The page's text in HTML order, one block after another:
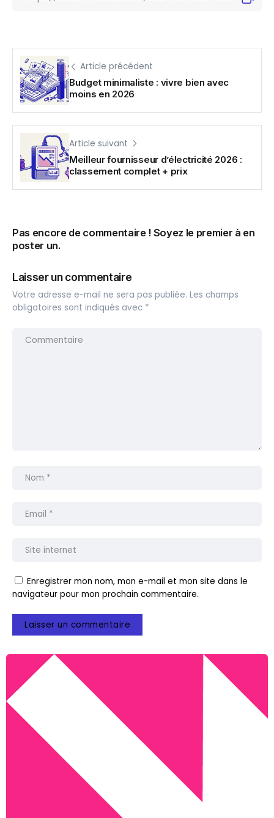
Article précédent
Budget minimaliste : vivre bien avec
moins en 2026
Article suivant
Meilleur fournisseur d’électricité 2026 :
classement complet + prix
Pas encore de commentaire ! Soyez le premier à en
poster un.
Laisser un commentaire
Votre adresse e-mail ne sera pas publiée. Les champs
obligatoires sont indiqués avec *
Enregistrer mon nom, mon e-mail et mon site dans le
navigateur pour mon prochain commentaire.